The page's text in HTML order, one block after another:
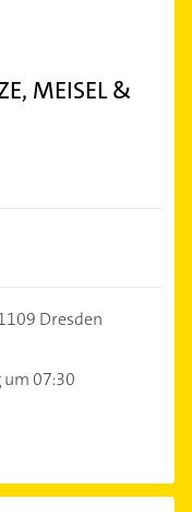
MEISEL &
Dresden
07:30